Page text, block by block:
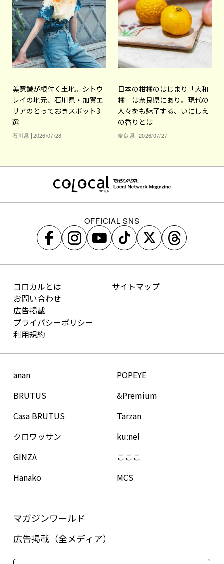
美意識が根付く土地。シトウ
レイの地元、石川県・加賀エ
リアのとっておきスポット3
選
石川県 2026/07/28
日本の柑橘のはじまり「大和
橘」は奈良県にあり。現代の
人々をも魅了する、いにしえ
の香りとは
奈良県 2026/07/27
OFFICIAL SNS
コロカルとは
お問い合わせ
広告掲載
プライバシーポリシー
利用規約
サイトマップ
anan
BRUTUS
Casa BRUTUS
クロワッサン
GINZA
Hanako
POPEYE
&Premium
Tarzan
ku:nel
こここ
MCS
マガジンワールド
広告掲載（全メディア）